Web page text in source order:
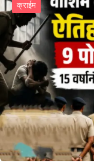
क्राईम